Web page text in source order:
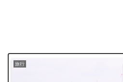
旅行